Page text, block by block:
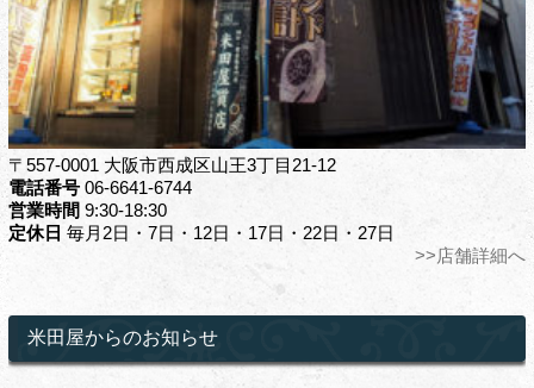
〒557-0001 大阪市西成区山王3丁目21-12
電話番号06-6641-6744
営業時間 9:30-18:30
定休日 毎月2日・7日・12日・17日・22日・27日
>>店舗詳細へ
米田屋からのお知らせ